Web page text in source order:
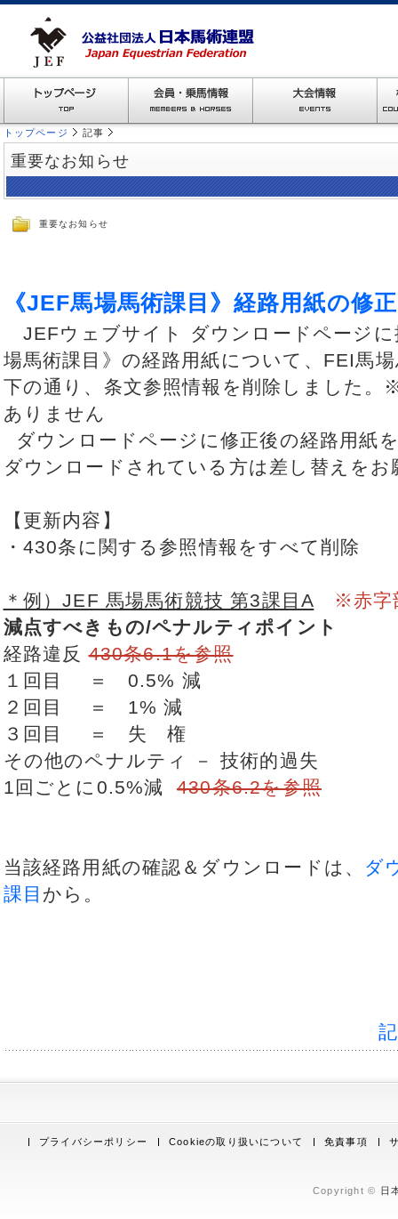
トップページ 記事
重要なお知らせ
重要なお知らせ
《JEF馬場馬術課目》経路用紙の修
JEFウェブサイト ダウンロードページ
場馬術課目》の経路用紙について、FEI馬
下の通り、条文参照情報を削除しました。
ありません
ダウンロードページに修正後の経路用紙
ダウンロードされている方は差し替えを
【更新内容】
・430条に関する参照情報をすべて削除
＊例）JEF 馬場馬術競技 第3課目A
※赤字
減点すべきもの/ペナルティポイント
経路違反430条6.1を参照
１回目 ＝ 0.5% 減
２回目 ＝ 1% 減
３回目 ＝ 失 権
その他のペナルティ － 技術的過失
1回ごとに0.5%減 430条6.2を参照
当該経路用紙の確認＆ダウンロードは、 ダ
課目 から。
プライバシーポリシー Cookieの取り扱いについて 免責事項
Copyright © 日